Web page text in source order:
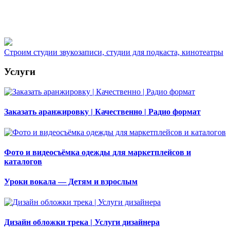
Строим студии звукозаписи, студии для подкаста, кинотеатры
Услуги
Заказать аранжировку | Качественно | Радио формат
Фото и видеосъёмка одежды для маркетплейсов и
каталогов
Уроки вокала — Детям и взрослым
Дизайн обложки трека | Услуги дизайнера